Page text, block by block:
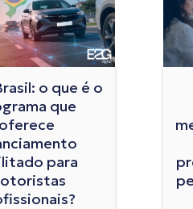
o que é o
que
oferece
para